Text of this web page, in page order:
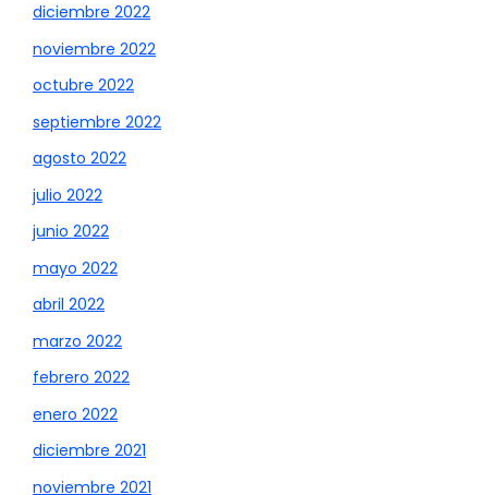
diciembre 2022
noviembre 2022
octubre 2022
septiembre 2022
agosto 2022
julio 2022
junio 2022
mayo 2022
abril 2022
marzo 2022
febrero 2022
enero 2022
diciembre 2021
noviembre 2021